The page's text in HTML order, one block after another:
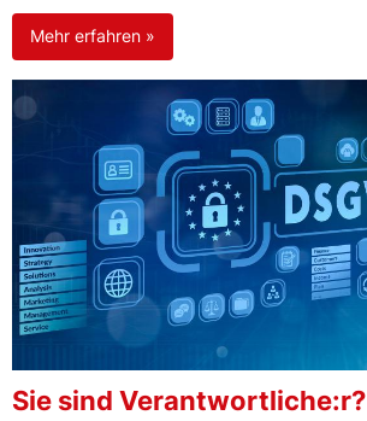
Mehr erfahren »
Sie sind Verantwortliche:r?